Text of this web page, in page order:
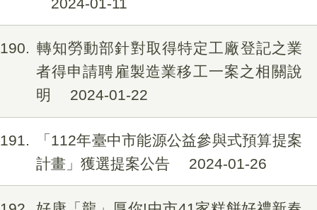
190
轉知勞動部針對取得特定工廠登記之業
者得申請聘雇製造業移工一案之相關說
明
2024-01-22
191
「112年臺中市能源公益參與式預算提案
計畫」獲選提案公告
2024-01-26